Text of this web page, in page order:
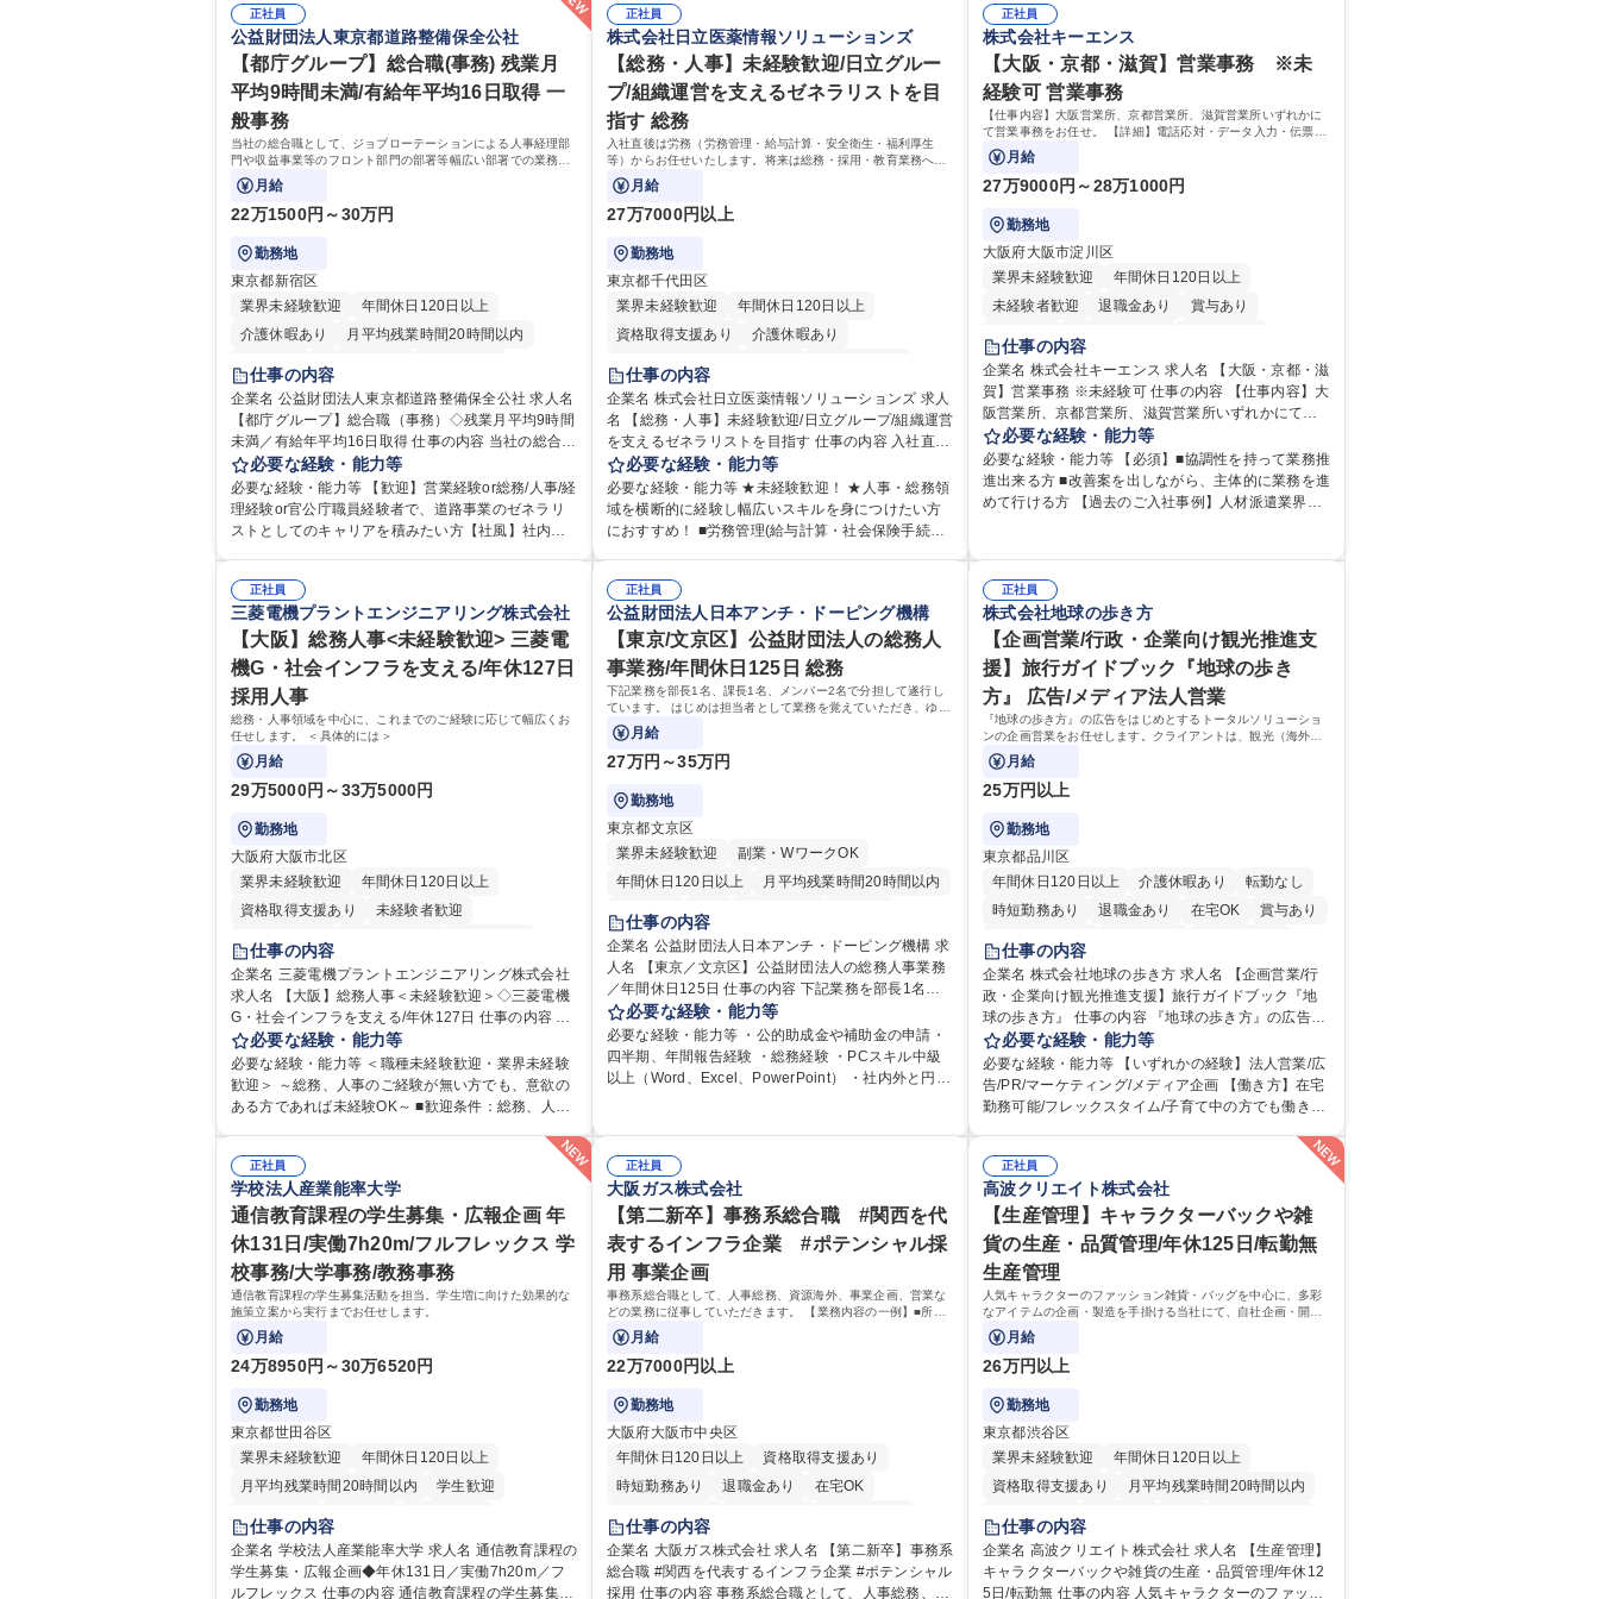
正社員
公益財団法人東京都道路整備保全公社
【都庁グループ】総合職(事務) 残業月
平均9時間未満/有給年平均16日取得 一
般事務
当社の総合職として、ジョブローテーションによる人事経理部
門や収益事業等のフロント部門の部署等幅広い部署での業務を
お任せいたします。研修制度やキャリア支援が充実しておりま
す！ ※下記業務詳細
月給
22万1500円～30万円
勤務地
東京都新宿区
業界未経験歓迎
年間休日120日以上
介護休暇あり
月平均残業時間20時間以内
転勤なし
住宅手当あり
研修あり
退職金あり
賞与あり
完全週休2日制
交通費支給
駅近5分以内
資格取得手当あり
食事補助あり
仕事の内容
企業名 公益財団法人東京都道路整備保全公社 求人名
【都庁グループ】総合職（事務）◇残業月平均9時間
未満／有給年平均16日取得 仕事の内容 当社の総合職
として、ジョブローテーションによる人事経理部門
や収益事業等のフロント部門の部署等幅広い部署で
の業務をお任せいたします。研修制度やキャリア支
援が充実しております！ ※下記業務詳細 【業務詳
運営、新宿駅西口広場の「イベントコーナー」など
の管理運営 ■道路部門：整備の急がれる骨格幹線道路
や木造住宅密集地域の特定整備路線の用地取得、道
路に関する普及啓発事業、都内の道路施設や道路工
事現場の見学ツアー事業 ※入社後は上記いずれかの
部門へ配属。※業務内容変更の範囲：会社の定める
業務 募集職種 【都庁グループ】総合職（事務）◇残
業月平均9時間未満／有給年平均16日取得
必要な経験・能力等
必要な経験・能力等 【歓迎】営業経験or総務/人事/経
理経験or官公庁職員経験者で、道路事業のゼネラリ
ストとしてのキャリアを積みたい方【社風】社内関
携われる：総合職（事務）では、駐車場の管理運営
や道路用地の取得、公益財団法人の中枢を担う管理
部門など多岐に渡る業務を経験できます。 ■様々なプ
ロジェクト：駐車場事業の他、新宿駅西口広場内に
設置された照明を兼ねた広告「ブライトサイン」の
管理運営を行うなど、事業収益を生み出す活動を積
極的に行っています。 学歴・資格 学歴：大学院 大学
高専 短大 専修学校 高校 語学力： 資格：
正社員
株式会社日立医薬情報ソリューションズ
【総務・人事】未経験歓迎/日立グルー
プ/組織運営を支えるゼネラリストを目
指す 総務
入社直後は労務（労務管理・給与計算・安全衛生・福利厚生
等）からお任せいたします。将来は総務・採用・教育業務へ守
備範囲を広げ、組織運営を支えるゼネラリストをめざせます。
月給
27万7000円以上
勤務地
東京都千代田区
業界未経験歓迎
年間休日120日以上
資格取得支援あり
介護休暇あり
月平均残業時間20時間以内
住宅手当あり
時短勤務あり
退職金あり
在宅OK
賞与あり 育休あり
完全週休2日制
交通費支給
土日祝休み 寮・社宅あり
仕事の内容
企業名 株式会社日立医薬情報ソリューションズ 求人
名 【総務・人事】未経験歓迎/日立グループ/組織運営
を支えるゼネラリストを目指す 仕事の内容 入社直後
は労務（労務管理・給与計算・安全衛生・福利厚生
等）からお任せいたします。将来は総務・採用・教
育業務へ守備範囲を広げ、組織運営を支えるゼネラ
リストをめざせます。 ・初期業務：労働時間管理、
て、休職者管理など、幅広く経験を積んでいただき
ます。 ・将来的な広がり：総務・採用・教育・税務
対応・経営企画等。 ★メンバーがマンツーマンで丁
寧に教えるため、ご経験が浅くても安心！幅広く経
験を積みたい意欲がある方に最適な環境です。 募集
職種 【総務・人事】未経験歓迎/日立グループ/組織運
必要な経験・能力等
必要な経験・能力等 ★未経験歓迎！ ★人事・総務領
域を横断的に経験し幅広いスキルを身につけたい方
におすすめ！ ■労務管理(給与計算・社会保険手続
ームで仕事を推進できる方■将来はマネジメント職と
して活躍したい 【尚可】■人事、労務、採用、教育業
務のご経験 ■労務管理（給与計算・社会保険手続き・
勤怠管理など）の経験 ■衛生管理者の資格をお持ちの
方 学歴・資格 学歴：大学院 大学 高専 短大 専修学校
高校 語学力： 資格：
正社員
株式会社キーエンス
【大阪・京都・滋賀】営業事務 ※未
経験可 営業事務
【仕事内容】大阪営業所、京都営業所、滋賀営業所いずれかに
て営業事務をお任せ。 【詳細】電話応対・データ入力・伝票や
見積の作成・カタログ送付・来客対応・営業所内で発生する事
務業務や業務改善をお任せ。
月給
27万9000円～28万1000円
勤務地
大阪府大阪市淀川区
業界未経験歓迎
年間休日120日以上
未経験者歓迎
退職金あり
賞与あり
育休あり
完全週休2日制
駅近5分以内
土日祝休み
仕事の内容
企業名 株式会社キーエンス 求人名 【大阪・京都・滋
賀】営業事務 ※未経験可 仕事の内容 【仕事内容】大
阪営業所、京都営業所、滋賀営業所いずれかにて営
業事務をお任せ。 【詳細】電話応対・データ入力・
伝票や見積の作成・カタログ送付・来客対応・営業
所内で発生する事務業務や業務改善をお任せ。 【教
育制度】ご入社後、育成担当とペアになりながらOJT
仕事に慣れることができる環境です。また、「チー
ムで成果を出す文化」があり、良いやり方を積極的
に共有しながら常に改善を目指す風土のため、安心
して業務に取り組んでいただけます。 募集職種 【大
阪・京都・滋賀】営業事務 ※未経験可
必要な経験・能力等
必要な経験・能力等 【必須】■協調性を持って業務推
進出来る方 ■改善案を出しながら、主体的に業務を進
めて行ける方 【過去のご入社事例】人材派遣業界や
の付加価値向上に貢献します。ベースの定型業務に
加えて、お客様や社員の状況に合わせ、能動的なサ
ポート、改善の動きも期待され。組織を支えるスペ
シャリストとして、チームに貢献し、結果的に社員
から頼られる存在になることができます。平均19:30
の退勤以降の業務の持ち帰りも禁止されており、メ
リハリのある働き方となります。 学歴・資格 学歴：
大学院 大学 高専 短大 語学力： 資格：
正社員
三菱電機プラントエンジニアリング株式会社
【大阪】総務人事<未経験歓迎> 三菱電
機G・社会インフラを支える/年休127日
採用人事
総務・人事領域を中心に、これまでのご経験に応じて幅広くお
任せします。 ＜具体的には＞
月給
29万5000円～33万5000円
勤務地
大阪府大阪市北区
業界未経験歓迎
年間休日120日以上
資格取得支援あり
未経験者歓迎
住宅手当あり
退職金あり
在宅OK
賞与あり
完全週休2日制
交通費支給
駅近5分以内
土日祝休み
服装自由
寮・社宅あり
食事補助あり
仕事の内容
企業名 三菱電機プラントエンジニアリング株式会社
求人名 【大阪】総務人事＜未経験歓迎＞◇三菱電機
G・社会インフラを支える/年休127日 仕事の内容 総
務・人事領域を中心に、これまでのご経験に応じて
幅広くお任せします。 ＜具体的には＞ ・総務/人事労
務（給与・社保・勤怠管理など） ・採用・教育研修
・福利厚生運用 など ※基本的には事務所勤務です
の日帰り・宿泊を伴う国内出張もございます。 ※担
当業務を持ちつつ、お互いに助け合いながら、総務
部という組織として協力しながら進める体制です。
募集職種 【大阪】総務人事＜未経験歓迎＞◇三菱電
機G・社会インフラを支える/年休127日
必要な経験・能力等
必要な経験・能力等 ＜職種未経験歓迎・業界未経験
歓迎＞ ～総務、人事のご経験が無い方でも、意欲の
ある方であれば未経験OK～ ■歓迎条件：総務、人事
い、業務を円滑に遂行できる協調性やコミュニケー
ション能力を持っている方 ・人事総務領域に興味が
ありゼネラリスト志向をお持ちの方 学歴・資格 学
歴：大学院 大学 語学力： 資格：
正社員
公益財団法人日本アンチ・ドーピング機構
【東京/文京区】公益財団法人の総務人
事業務/年間休日125日 総務
下記業務を部長1名、課長1名、メンバー2名で分担して遂行し
ています。 はじめは担当者として業務を覚えていただき、ゆく
ゆくはリーダーやマネージャーポジションとして活躍いただく
ことを期待しています。
月給
27万円～35万円
勤務地
東京都文京区
業界未経験歓迎
副業・WワークOK
年間休日120日以上
月平均残業時間20時間以内
転勤なし
英語
賞与あり
育休あり
完全週休2日制
交通費支給
土日祝休み 食事補助あり
仕事の内容
企業名 公益財団法人日本アンチ・ドーピング機構 求
人名 【東京／文京区】公益財団法人の総務人事業務
／年間休日125日 仕事の内容 下記業務を部長1名、
課長1名、メンバー2名で分担して遂行しています。
はじめは担当者として業務を覚えていただき、ゆく
ゆくはリーダーやマネージャーポジションとして活
躍いただくことを期待しています。 【総務・人事グ
出 ・法定の会議運営（評議員会、理事会） ・コンプ
ライアンス ・内部規程やルールの管理、整備、文書
管理 ・契約関連 ・衛生管理 ・防災関連・公的助成金
の管理・オフィス、ファシリティ管理 ・福利厚生関
連 ・職員からの問合せ、相談対応 ・その他日常の総
務業務全般 募集職種 【東京／文京区】公益財団法人
の総務人事業務／年間休日125日
必要な経験・能力等
必要な経験・能力等 ・公的助成金や補助金の申請・
四半期、年間報告経験 ・総務経験 ・PCスキル中級
以上（Word、Excel、PowerPoint） ・社内外と円滑
専修学校 高校 語学力： 資格：
正社員
株式会社地球の歩き方
【企画営業/行政・企業向け観光推進支
援】旅行ガイドブック『地球の歩き
方』 広告/メディア法人営業
『地球の歩き方』の広告をはじめとするトータルソリューショ
ンの企画営業をお任せします。クライアントは、観光（海外旅
行、国内旅行、インバウンド）で地域や事業を推進したい国内
外の行政や企業です。
月給
25万円以上
勤務地
東京都品川区
年間休日120日以上
介護休暇あり
転勤なし
時短勤務あり
退職金あり 在宅OK
賞与あり
完全週休2日制
土日祝休み
仕事の内容
企業名 株式会社地球の歩き方 求人名 【企画営業/行
政・企業向け観光推進支援】旅行ガイドブック『地
球の歩き方』 仕事の内容 『地球の歩き方』の広告を
はじめとするトータルソリューションの企画営業を
お任せします。クライアントは、観光（海外旅行、
国内旅行、インバウンド）で地域や事業を推進した
い国内外の行政や企業です。 【業務詳細】■『地球の
あり、国内旅行においても牽引しております。観光
推進支援においても、業界を牽引する意欲的な取り
組みが期待されています■インバウンドは、日本の地
域の未来を担う国策事業です。「GOOD LUCK TRI
P」は、海外旅行ガイドブックと同様に、インバウン
ドのトップブランドに成長しております■旅が業務で
あり、日常です。旅好きにはこれ以上ない環境です
募集職種 【企画営業/行政・企業向け観光推進支援】
旅行ガイドブック『地球の歩き方』
必要な経験・能力等
必要な経験・能力等 【いずれかの経験】法人営業/広
告/PR/マーケティング/メディア企画 【働き方】在宅
勤務可能/フレックスタイム/子育て中の方でも働きや
シェアNo.1メディアとして、個人旅行文化の拡大と
定着を担ってきたブランドに携わることが可能で
す。 ■国内旅行ガイドブックは立ち上げ間もない新規
事業であり、「地球の歩き方」としてどう取り組む
か、共に形を作るコアメンバーとして活躍いただき
ます。 学歴・資格 学歴：大学院 大学 語学力： 資
格：
正社員
学校法人産業能率大学
通信教育課程の学生募集・広報企画 年
休131日/実働7h20m/フルフレックス 学
校事務/大学事務/教務事務
通信教育課程の学生募集活動を担当。学生増に向けた効果的な
施策立案から実行までお任せします。
月給
24万8950円～30万6520円
勤務地
東京都世田谷区
業界未経験歓迎
年間休日120日以上
月平均残業時間20時間以内
学生歓迎
退職金あり
土日祝休み
仕事の内容
企業名 学校法人産業能率大学 求人名 通信教育課程の
学生募集・広報企画◆年休131日／実働7h20m／フ
ルフレックス 仕事の内容 通信教育課程の学生募集活
正社員
大阪ガス株式会社
【第二新卒】事務系総合職 #関西を代
表するインフラ企業 #ポテンシャル採
用 事業企画
事務系総合職として、人事総務、資源海外、事業企画、営業な
どの業務に従事していただきます。 【業務内容の一例】■所属
事業部の勤労業務 ■海外に関係する各種業務 ■営業部門の企画
スタッフ、ルート営業
月給
22万7000円以上
勤務地
大阪府大阪市中央区
年間休日120日以上
資格取得支援あり
時短勤務あり
退職金あり
在宅OK
完全週休2日制
土日祝休み
服装自由
第二新卒歓迎
寮・社宅あり
食事補助あり
仕事の内容
企業名 大阪ガス株式会社 求人名 【第二新卒】事務系
総合職 #関西を代表するインフラ企業 #ポテンシャル
採用 仕事の内容 事務系総合職として、人事総務、資
正社員
高波クリエイト株式会社
【生産管理】キャラクターバックや雑
貨の生産・品質管理/年休125日/転勤無
生産管理
人気キャラクターのファッション雑貨・バッグを中心に、多彩
なアイテムの企画・製造を手掛ける当社にて、自社企画・開発
商品の生産管理・品質管理を担当。『かわいい』を届けるやり
がいのあるポジションです。
月給
26万円以上
勤務地
東京都渋谷区
業界未経験歓迎
年間休日120日以上
資格取得支援あり
月平均残業時間20時間以内
平日のみOK
研修あり
退職金あり 在宅OK
賞与あり
完全週休2日制
交通費支給
駅近5分以内
仕事の内容
企業名 高波クリエイト株式会社 求人名 【生産管理】
キャラクターバックや雑貨の生産・品質管理/年休12
5日/転勤無 仕事の内容 人気キャラクターのファッシ